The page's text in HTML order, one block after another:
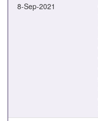
8-Sep-2021